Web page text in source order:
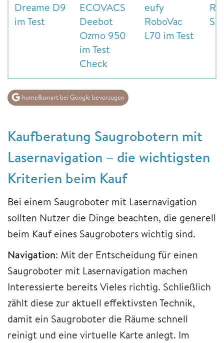
Dreame D9
im Test
ECOVACS
Deebot
Ozmo 950
im Test
Check
eufy
RoboVac
L70 im Test
S7
home&smart bei Google bevorzugen
Kaufberatung Saugrobotern mit
Lasernavigation – die wichtigsten
Kriterien beim Kauf
Bei einem Saugroboter mit Lasernavigation
sollten Nutzer die Dinge beachten, die generell
beim Kauf eines Saugroboters wichtig sind.
Navigation: Mit der Entscheidung für einen
Saugroboter mit Lasernavigation machen
Interessierte bereits Vieles richtig. Schließlich
zählt diese zur aktuell effektivsten Technik,
damit ein Saugroboter die Räume schnell
reinigt und eine virtuelle Karte anlegt. Im